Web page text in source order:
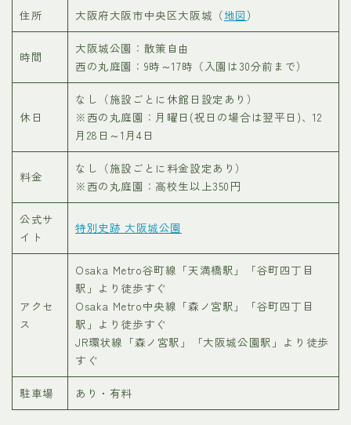
住所 大阪府大阪市中央区大阪城（地図 ）
時間
大阪城公園：散策自由
西の丸庭園：9時～17時（入園は30分前まで）
休日
なし（施設ごとに休館日設定あり）
※西の丸庭園：月曜日(祝日の場合は翌平日)、12
月28日～1月4日
料金
なし（施設ごとに料金設定あり）
※西の丸庭園：高校生以上350円
公式サ
イト
特別史跡 大阪城公園
アクセ
ス
Osaka Metro谷町線「天満橋駅」「谷町四丁目
駅」より徒歩すぐ
Osaka Metro中央線「森ノ宮駅」「谷町四丁目
駅」より徒歩すぐ
JR環状線「森ノ宮駅」「大阪城公園駅」より徒歩
すぐ
駐車場 あり・有料